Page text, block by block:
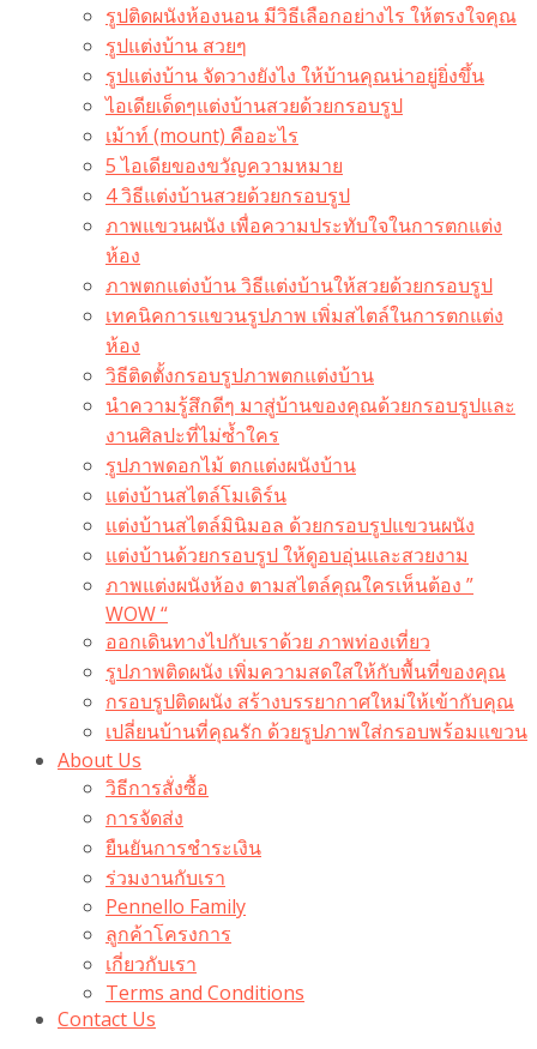
รูปติดผนังห้องนอน มีวิธีเลือกอย่างไร ให้ตรงใจคุณ
รูปแต่งบ้าน สวยๆ
รูปแต่งบ้าน จัดวางยังไง ให้บ้านคุณน่าอยู่ยิ่งขึ้น
ไอเดียเด็ดๆแต่งบ้านสวยด้วยกรอบรูป
เม้าท์ (mount) คืออะไร​
5 ไอเดียของขวัญความหมาย
4 วิธีแต่งบ้านสวยด้วยกรอบรูป
ภาพแขวนผนัง เพื่อความประทับใจในการตกแต่ง
ห้อง
ภาพตกแต่งบ้าน วิธีแต่งบ้านให้สวยด้วยกรอบรูป
เทคนิคการแขวนรูปภาพ เพิ่มสไตล์ในการตกแต่ง
ห้อง
วิธีติดตั้งกรอบรูปภาพตกแต่งบ้าน
นำความรู้สึกดีๆ มาสู่บ้านของคุณด้วยกรอบรูปและ
งานศิลปะที่ไม่ซ้ำใคร
รูปภาพดอกไม้ ตกแต่งผนังบ้าน
แต่งบ้านสไตล์โมเดิร์น
แต่งบ้านสไตล์มินิมอล ด้วยกรอบรูปแขวนผนัง
แต่งบ้านด้วยกรอบรูป ให้ดูอบอุ่นและสวยงาม
ภาพแต่งผนังห้อง ตามสไตล์คุณใครเห็นต้อง ”
WOW “
ออกเดินทางไปกับเราด้วย ภาพท่องเที่ยว
รูปภาพติดผนัง เพิ่มความสดใสให้กับพื้นที่ของคุณ
กรอบรูปติดผนัง สร้างบรรยากาศใหม่ให้เข้ากับคุณ
เปลี่ยนบ้านที่คุณรัก ด้วยรูปภาพใส่กรอบพร้อมแขวน​
About Us
วิธีการสั่งซื้อ
การจัดส่ง
ยืนยันการชำระเงิน
ร่วมงานกับเรา
Pennello Family
ลูกค้าโครงการ
เกี่ยวกับเรา
Terms and Conditions
Contact Us